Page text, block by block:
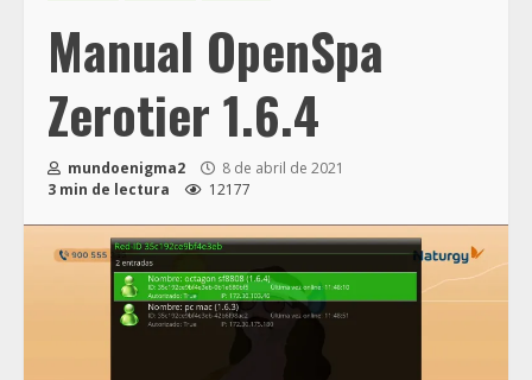
Manual OpenSpa
Zerotier 1.6.4
mundoenigma2
8 de abril de 2021
3 min de lectura
12177